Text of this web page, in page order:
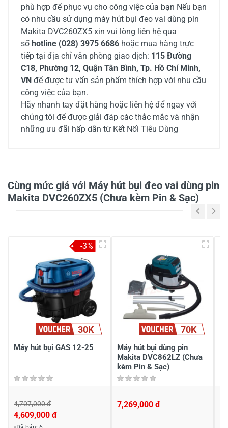
phù hợp để phục vụ cho công việc của bạn Nếu bạn
có nhu cầu sử dụng máy hút bụi đeo vai dùng pin
Makita DVC260ZX5 xin vui lòng liên hệ qua
sốhotline (028) 3975 6686 hoặc mua hàng trực
tiếp tại địa chỉ văn phòng giao dịch: 115 Đường
C18, Phường 12, Quận Tân Bình, Tp. Hồ Chí Minh,
VN để được tư vấn sản phẩm thích hợp với nhu cầu
công việc của bạn.
Hãy nhanh tay đặt hàng hoặc liên hệ để ngay với
chúng tôi để được giải đáp các thắc mắc và nhận
những ưu đãi hấp dẫn từ Kết Nối Tiêu Dùng
Cùng mức giá với Máy hút bụi đeo vai dùng pin
Makita DVC260ZX5 (Chưa kèm Pin & Sạc)
30K
Máy hút bụi GAS 12-25
4,707,000 đ
4,609,000 đ
-3%
70K
Máy hút bụi dùng pin
Makita DVC862LZ (Chưa
kèm Pin & Sạc)
7,269,000 đ